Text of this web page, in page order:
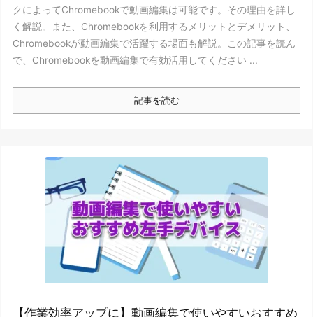
クによってChromebookで動画編集は可能です。その理由を詳し
く解説。また、Chromebookを利用するメリットとデメリット、
Chromebookが動画編集で活躍する場面も解説。この記事を読ん
で、Chromebookを動画編集で有効活用してください ...
記事を読む
【作業効率アップに】動画編集で使いやすいおすすめ